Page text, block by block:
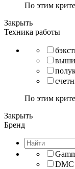
По этим
Закрыть
Техника работы
По этим
Закрыть
Бренд
DMC